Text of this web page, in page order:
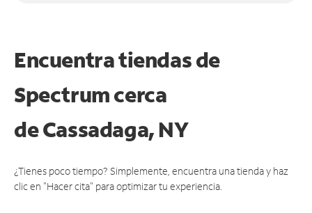
Encuentra tiendas de
Spectrum cerca
deCassadaga, NY
¿Tienes poco tiempo? Simplemente, encuentra una tienda y haz
clic en "Hacer cita" para optimizar tu experiencia.